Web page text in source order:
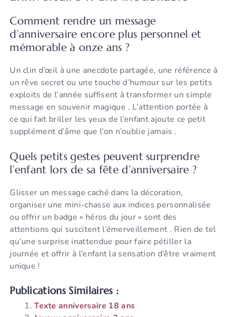
Comment rendre un message
d’anniversaire encore plus personnel et
mémorable à onze ans ?
Un clin d’œil à une anecdote partagée, une référence à
un rêve secret ou une touche d’humour sur les petits
exploits de l’année suffisent à transformer un simple
message en souvenir magique . L’attention portée à
ce qui fait briller les yeux de l’enfant ajoute ce petit
supplément d’âme que l’on n’oublie jamais .
Quels petits gestes peuvent surprendre
l’enfant lors de sa fête d’anniversaire ?
Glisser un message caché dans la décoration,
organiser une mini-chasse aux indices personnalisée
ou offrir un badge « héros du jour » sont des
attentions qui suscitent l’émerveillement . Rien de tel
qu’une surprise inattendue pour faire pétiller la
journée et offrir à l’enfant la sensation d’être vraiment
unique !
Publications Similaires :
Texte anniversaire 18 ans